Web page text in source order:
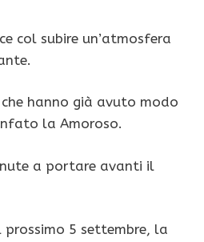
col subire un’atmosfera
che hanno già avuto modo
la Amoroso.
a portare avanti il
5 settembre, la